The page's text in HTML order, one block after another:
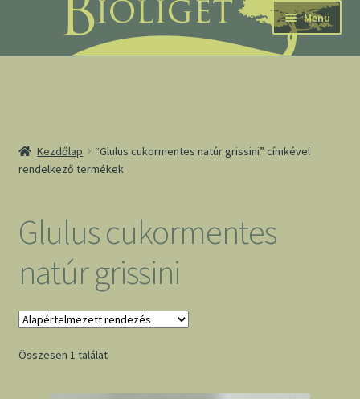
navigációhoz
tartalomba
Menü
Kezdőlap
“Glulus cukormentes natúr grissini” címkével
rendelkező termékek
Glulus cukormentes
natúr grissini
Összesen 1 találat